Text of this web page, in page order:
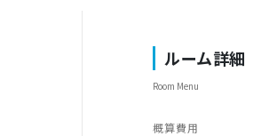
ルーム詳細
Room Menu
概算費用